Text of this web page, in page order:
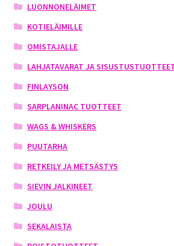
LUONNONELÄIMET
KOTIELÄIMILLE
OMISTAJALLE
LAHJATAVARAT JA
FINLAYSON
SARPLANINAC TUOTTEET
WAGS & WHISKERS
PUUTARHA
RETKEILY JA METSÄSTYS
SIEVIN JALKINEET
JOULU
SEKALAISTA